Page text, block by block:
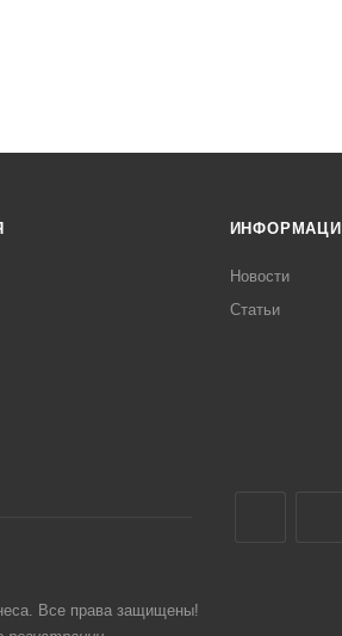
Новости
Статьи
Все права защищены!